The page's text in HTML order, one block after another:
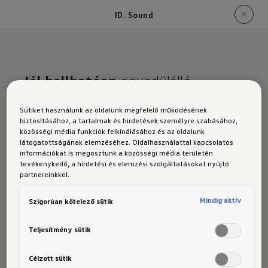
ID. Sound
Jól hallhatóanegyedülálló
Az ID.7 TourerID. Sound
hangja
Egyedülállónak hangzik, mert az is: ez a
Sound, ami alacsonyabb sebességnél,
30 km/h
növelése érdekében. A
Sütiket használunk az oldalunk megfelelő működésének
biztosításához, a tartalmak és hirdetések személyre szabásához,
közösségi média funkciók felkínálásához és az oldalunk
látogatottságának elemzéséhez. Oldalhasználattal kapcsolatos
információkat is megosztunk a közösségi média területén
tevékenykedő, a hirdetési és elemzési szolgáltatásokat nyújtó
partnereinkkel.
Szigorúan kötelező sütik Mindig aktív
Teljesítmény sütik
Célzott sütik